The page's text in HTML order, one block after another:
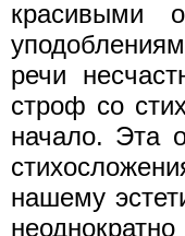
красивыми
речи
строф со
начало. Эта
нашему